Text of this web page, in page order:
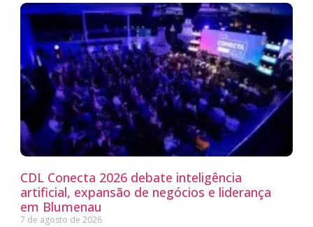
CDL Conecta 2026 debate inteligência
artificial, expansão de negócios e liderança
em Blumenau
7 de agosto de 2026